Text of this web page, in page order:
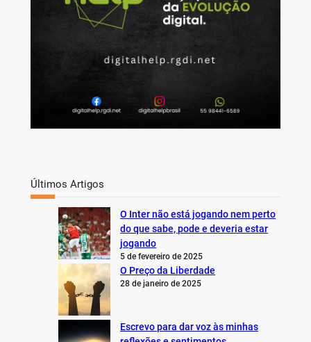
Últimos Artigos
O Inter não está jogando nem perto
do que sabe, pode e deveria estar
jogando
5 de fevereiro de 2025
O Preço da Liberdade
28 de janeiro de 2025
Escrevo para dar voz às minhas